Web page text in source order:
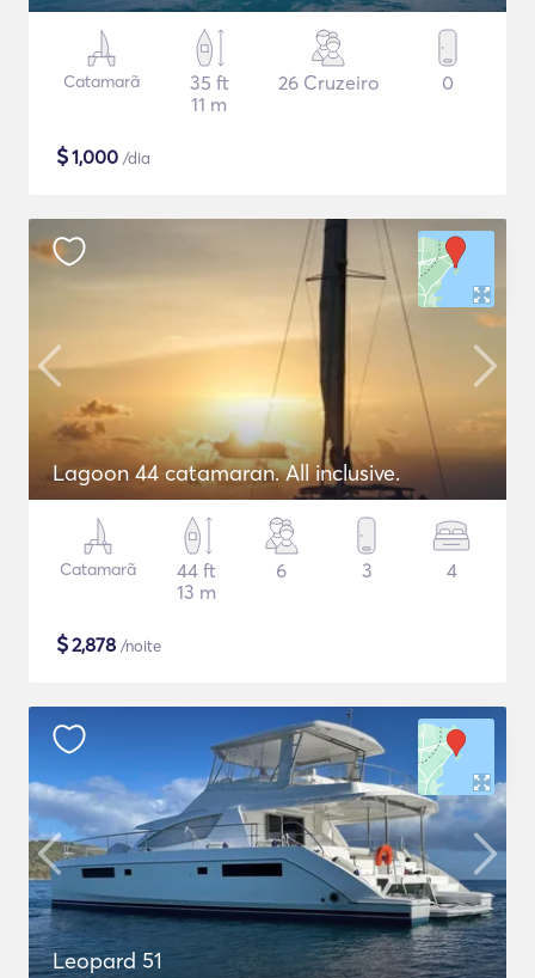
Catamarã
35 ft
11 m
26 Cruzeiro 0
$1,000 /dia
Lagoon 44 catamaran. All inclusive.
Catamarã
44 ft
13 m
6 3 4
$2,878 /noite
Leopard 51